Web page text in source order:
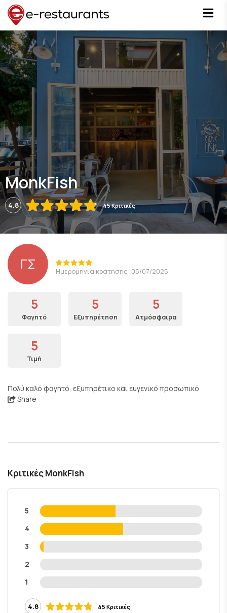
MonkFish
4.8 45 Κριτικές
ΓΣ Ημερομηνία κράτησης: 05/07/2025
5
Φαγητό
5
Εξυπηρέτηση
5
Ατμόσφαιρα
5
Τιμή
Πολύ καλό φαγητό, εξυπηρέτικο και ευγενικό προσωπικό
Share
Κριτικές MonkFish
5
4
3
2
1
4.8 45 Κριτικές